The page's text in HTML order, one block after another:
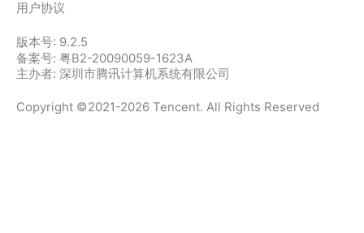
用户协议
版本号: 9.2.5
备案号: 粤B2-20090059-1623A
主办者: 深圳市腾讯计算机系统有限公司
Copyright ©2021-2026 Tencent. All Rights Reserved